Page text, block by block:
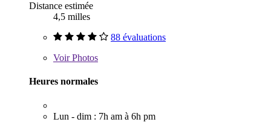
Distance estimée
4,5 milles
88 évaluations
VoirPhotos
Heures normales
Lun - dim : 7h am à 6h pm